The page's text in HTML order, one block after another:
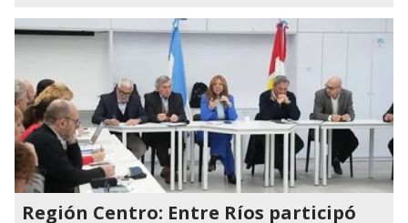
Región Centro: Entre Ríos participó